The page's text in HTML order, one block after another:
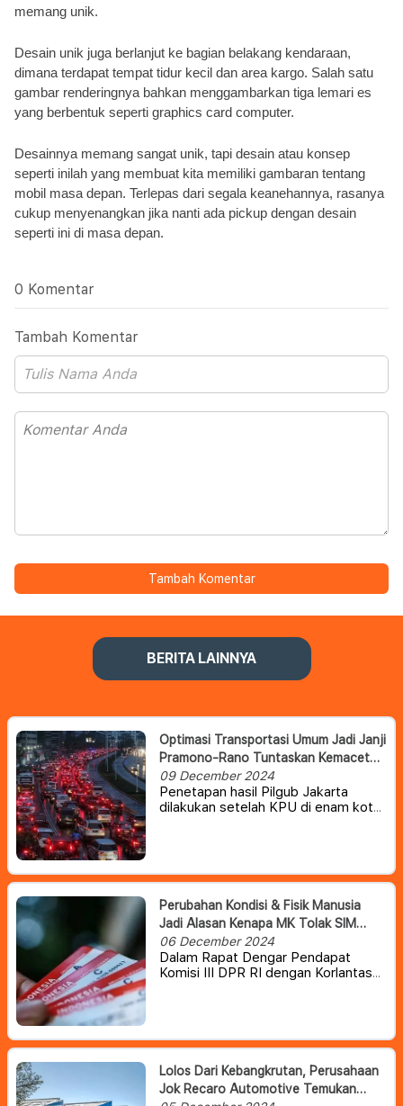
memang unik.
Desain unik juga berlanjut ke bagian belakang kendaraan,
dimana terdapat tempat tidur kecil dan area kargo. Salah satu
gambar renderingnya bahkan menggambarkan tiga lemari es
yang berbentuk seperti graphics card computer.
Desainnya memang sangat unik, tapi desain atau konsep
seperti inilah yang membuat kita memiliki gambaran tentang
mobil masa depan. Terlepas dari segala keanehannya, rasanya
cukup menyenangkan jika nanti ada pickup dengan desain
seperti ini di masa depan.
0 Komentar
Tambah Komentar
Tambah Komentar
BERITA LAINNYA
Optimasi Transportasi Umum Jadi Janji
Pramono-Rano Tuntaskan Kemacetan
Jakarta
09 December 2024
Penetapan hasil Pilgub Jakarta
dilakukan setelah KPU di enam kota
Kabupaten Kepulauan Seribu
menyelesaikan rekapitulasi lebih
dulu.
Perubahan Kondisi & Fisik Manusia
Jadi Alasan Kenapa MK Tolak SIM
Seumur Hidup
06 December 2024
Dalam Rapat Dengar Pendapat
Komisi III DPR RI dengan Korlantas
dan STNK hanya membebankan
masyarakat.
Lolos Dari Kebangkrutan, Perusahaan
Jok Recaro Automotive Temukan